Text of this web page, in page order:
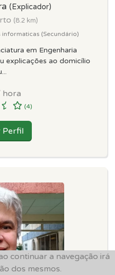
continuar a navegação irá
dos mesmos.
(Explicador)
(8.2 km)
(Secundário)
em Engenharia
explicações ao domicílio
hora
(4)
Perfil